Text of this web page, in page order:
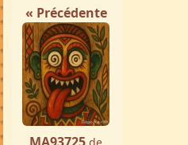
« Précédente